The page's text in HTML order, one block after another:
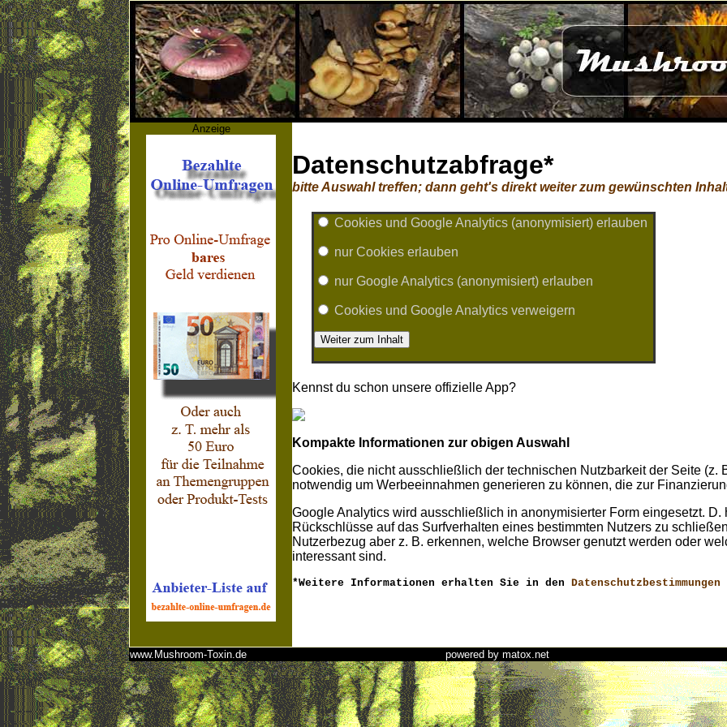
Anzeige
Datenschutzabfrage*
bitte Auswahl treffen; dann geht's direkt weiter zum gewünschten
Cookies und Google Analytics (anonymisiert) erlauben
nur Cookies erlauben
nur Google Analytics (anonymisiert) erlauben
Cookies und Google Analytics verweigern
Kennst du schon unsere offizielle App?
Kompakte Informationen zur obigen Auswahl
Cookies, die nicht ausschließlich der technischen Nutzbarkeit der Seite (z.
notwendig um Werbeeinnahmen generieren zu können, die zur
Google Analytics wird ausschließlich in anonymisierter Form eingesetzt.
Rückschlüsse auf das Surfverhalten eines bestimmten Nutzers zu
Nutzerbezug aber z. B. erkennen, welche Browser genutzt werden oder
interessant sind.
*Weitere Informationen erhalten Sie in den Datenschutzbestimmungen
www.Mushroom-Toxin.de powered by matox.net